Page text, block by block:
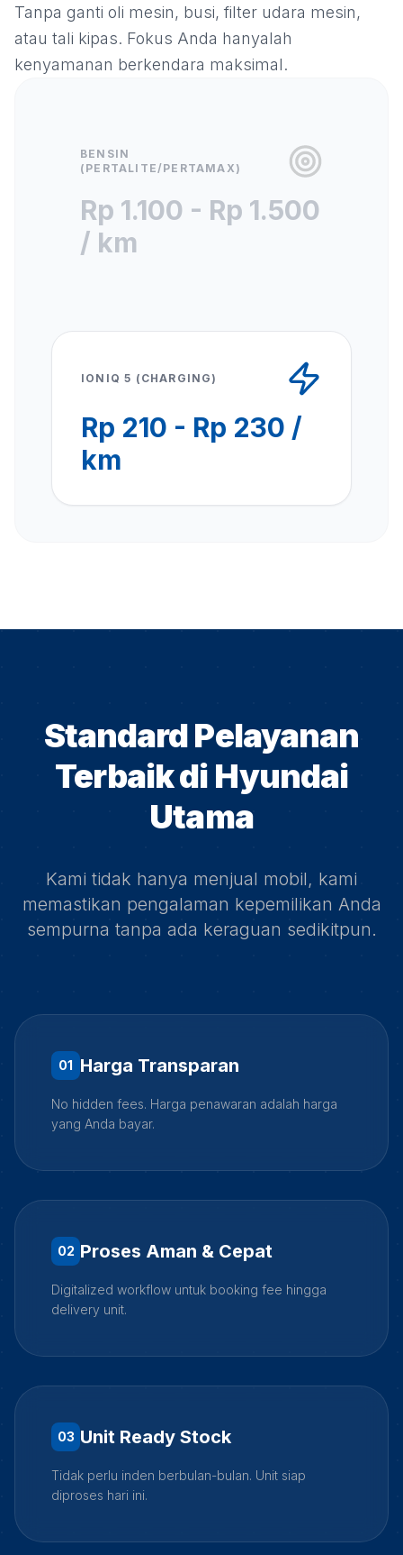
Tanpa ganti oli mesin, busi, filter udara mesin,
atau tali kipas. Fokus Anda hanyalah
kenyamanan berkendara maksimal.
BENSIN
(PERTALITE/PERTAMAX)
Rp 1.100 - Rp 1.500
/ km
IONIQ 5 (CHARGING)
Rp 210 - Rp 230 /
km
Standard Pelayanan
Terbaik di Hyundai
Utama
Kami tidak hanya menjual mobil, kami
memastikan pengalaman kepemilikan Anda
sempurna tanpa ada keraguan sedikitpun.
01 Harga Transparan
No hidden fees. Harga penawaran adalah harga
yang Anda bayar.
02 Proses Aman & Cepat
Digitalized workflow untuk booking fee hingga
delivery unit.
03 Unit Ready Stock
Tidak perlu inden berbulan-bulan. Unit siap
diproses hari ini.